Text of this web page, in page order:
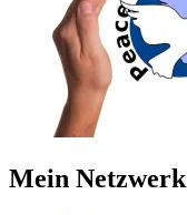
Mein Netzwerk